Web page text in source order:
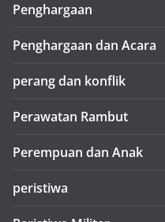
Penghargaan
Penghargaan dan Acara
perang dan konflik
Perawatan Rambut
Perempuan dan Anak
peristiwa